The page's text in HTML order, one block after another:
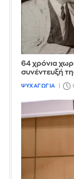
64 χρόνια
συνέντευξή
ΨΥΧΑΓΩΓΙΑ